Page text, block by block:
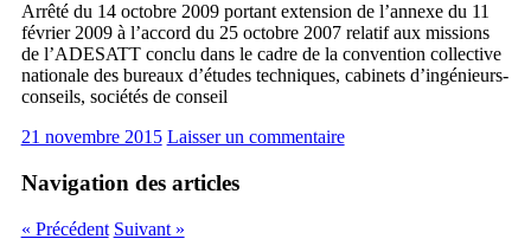
Arrêté du 14 octobre 2009 portant extension de l’annexe du 11
février 2009 à l’accord du 25 octobre 2007 relatif aux missions
de l’ADESATT conclu dans le cadre de la convention collective
nationale des bureaux d’études techniques, cabinets d’ingénieurs-
conseils, sociétés de conseil
21 novembre 2015 Laisser un commentaire
Navigation des articles
« Précédent Suivant »